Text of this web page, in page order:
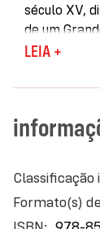
século XV,
de um
morte para
Culver
Lá, ele
preferido,
desse
LEIA +
Mais
informações